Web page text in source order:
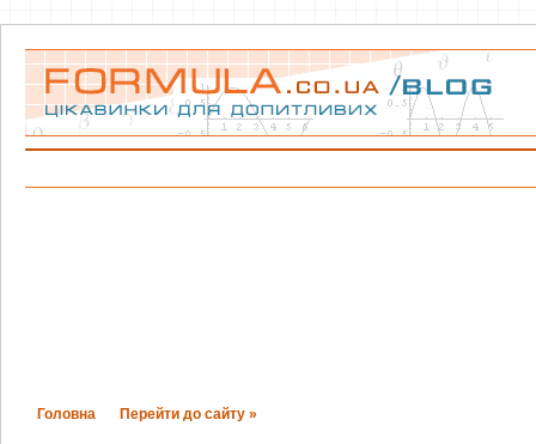
Головна Перейти до сайту »